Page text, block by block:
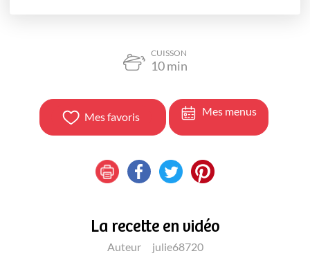
CUISSON
10min
Mes favoris Mes menus
La recette en vidéo
Auteur julie68720